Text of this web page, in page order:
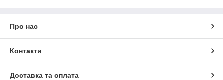
Про нас
Контакти
Доставка та оплата